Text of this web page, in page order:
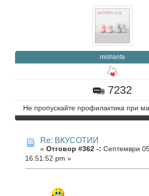
mishanta
7232
Не пропускайте профилактика при
Re: ВКУСОТИИ
« Отговор #362 -: Септември
16:51:52 pm »